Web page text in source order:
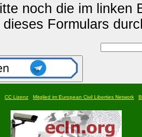
noch die im linken
Formulars
CC Lizenz Mitglied im European Civil Liberties Network